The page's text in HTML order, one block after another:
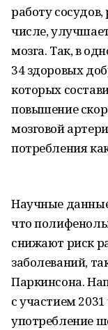
работу
числе,
мозга. Так, в
34 здоровых
которых
повышение
мозговой
потребления
Научные
что
снижают риск
заболеваний,
Паркинсона.
с участием
употребление